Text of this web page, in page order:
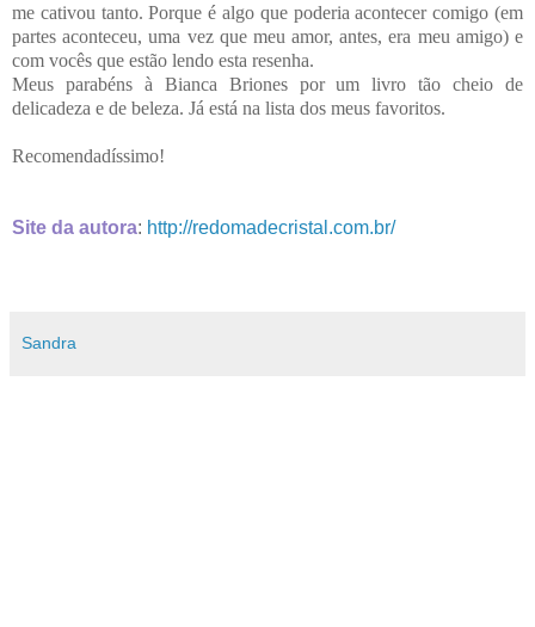
me cativou tanto. Porque é algo que poderia acontecer comigo (em
partes aconteceu, uma vez que meu amor, antes, era meu amigo) e
com vocês que estão lendo esta resenha.
Meus parabéns à Bianca Briones por um livro tão cheio de
delicadeza e de beleza. Já está na lista dos meus favoritos.
Recomendadíssimo!
Site da autora: http://redomadecristal.com.br/
Sandra